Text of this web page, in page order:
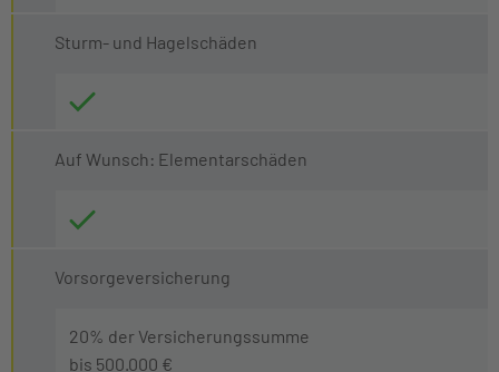
Sturm- und Hagelschäden
Auf Wunsch: Elementarschäden
Vorsorgeversicherung
20% der Versicherungssumme
bis 500.000 €